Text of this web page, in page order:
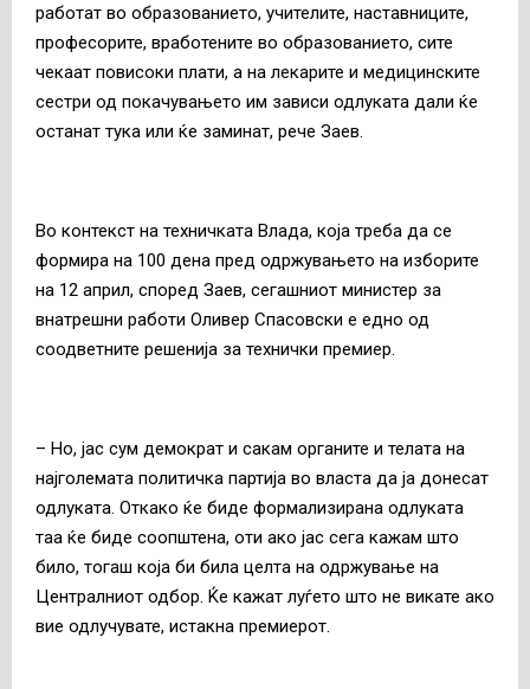
работат во образованието, учителите, наставниците,
професорите, вработените во образованието, сите
чекаат повисоки плати, а на лекарите и медицинските
сестри од покачувањето им зависи одлуката дали ќе
останат тука или ќе заминат, рече Заев.
Во контекст на техничката Влада, која треба да се
формира на 100 дена пред одржувањето на изборите
на 12 април, според Заев, сегашниот министер за
внатрешни работи Оливер Спасовски е едно од
соодветните решенија за технички премиер.
– Но, јас сум демократ и сакам органите и телата на
најголемата политичка партија во власта да ја донесат
одлуката. Откако ќе биде формализирана одлуката
таа ќе биде соопштена, оти ако јас сега кажам што
било, тогаш која би била целта на одржување на
Централниот одбор. Ќе кажат луѓето што не викате ако
вие одлучувате, истакна премиерот.